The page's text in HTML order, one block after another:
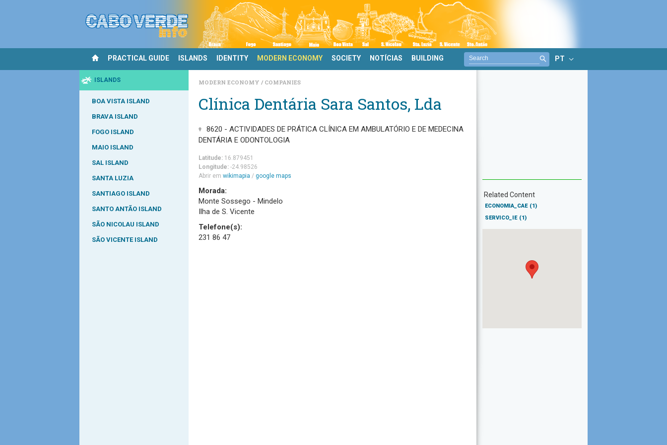
PRACTICAL GUIDE ISLANDS IDENTITY MODERN ECONOMY SOCIETY NOTÍCIAS BUILDING PT
ISLANDS
BOA VISTA ISLAND
BRAVA ISLAND
FOGO ISLAND
MAIO ISLAND
SAL ISLAND
SANTA LUZIA
SANTIAGO ISLAND
SANTO ANTÃO ISLAND
SÃO NICOLAU ISLAND
SÃO VICENTE ISLAND
MODERN ECONOMY COMPANIES
Clínica Dentária Sara Santos, Lda
8620 - ACTIVIDADES DE PRÁTICA CLÍNICA EM AMBULATÓRIO E DE MEDECINA
DENTÁRIA E ODONTOLOGIA
Latitude: 16.879451
Longitude: -24.98526
Abrir em wikimapia / google maps
Morada:
Monte Sossego - Mindelo
Ilha de S. Vicente
Telefone(s):
231 86 47
Related Content
ECONOMIA_CAE (1)
SERVICO_IE (1)